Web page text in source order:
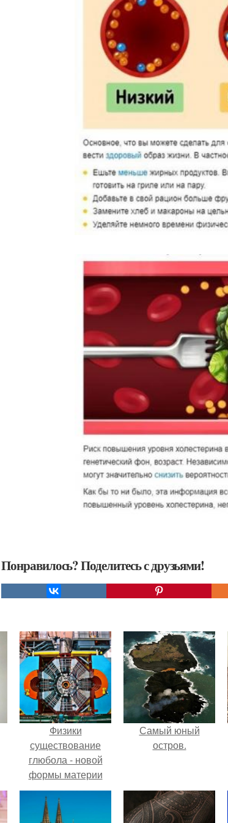
Понравилось? Поделитесь с друзьями!
Физики
существование
глюбола - новой
формы материи
подтвердили.
Самый юный
остров.